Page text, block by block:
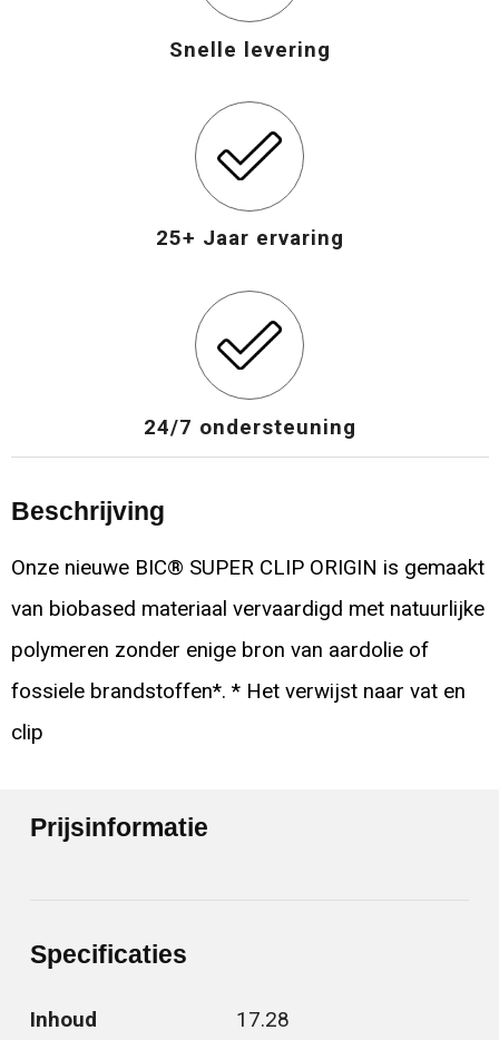
Snelle levering
25+ Jaar ervaring
24/7 ondersteuning
Beschrijving
Onze nieuwe BIC® SUPER CLIP ORIGIN is gemaakt
van biobased materiaal vervaardigd met natuurlijke
polymeren zonder enige bron van aardolie of
fossiele brandstoffen*. * Het verwijst naar vat en
clip
Prijsinformatie
Specificaties
Inhoud 17.28